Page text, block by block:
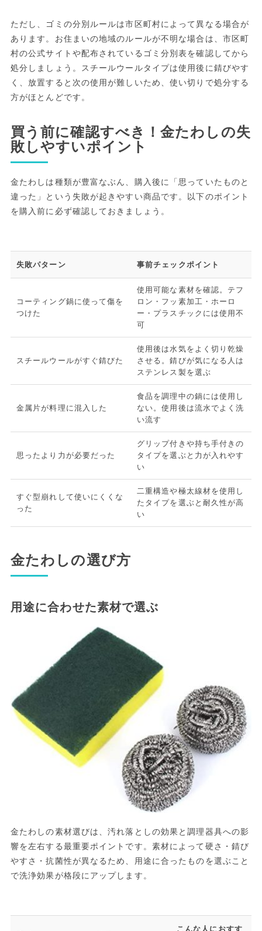
ただし、ゴミの分別ルールは市区町村によって異なる場合が
あります。お住まいの地域のルールが不明な場合は、市区町
村の公式サイトや配布されているゴミ分別表を確認してから
処分しましょう。スチールウールタイプは使用後に錆びやす
く、放置すると次の使用が難しいため、使い切りで処分する
方がほとんどです。
買う前に確認すべき！金たわしの失
敗しやすいポイント
金たわしは種類が豊富なぶん、購入後に「思っていたものと
違った」という失敗が起きやすい商品です。以下のポイント
を購入前に必ず確認しておきましょう。
失敗パターン 事前チェックポイント
コーティング鍋に使って傷を
つけた
使用可能な素材を確認。テフ
ロン・フッ素加工・ホーロ
ー・プラスチックには使用不
可
スチールウールがすぐ錆びた
使用後は水気をよく切り乾燥
させる。錆びが気になる人は
ステンレス製を選ぶ
金属片が料理に混入した
食品を調理中の鍋には使用し
ない。使用後は流水でよく洗
い流す
思ったより力が必要だった
グリップ付きや持ち手付きの
タイプを選ぶと力が入れやす
い
すぐ型崩れして使いにくくな
った
二重構造や極太線材を使用し
たタイプを選ぶと耐久性が高
い
金たわしの選び方
用途に合わせた素材で選ぶ
金たわしの素材選びは、汚れ落としの効果と調理器具への影
響を左右する最重要ポイントです。素材によって硬さ・錆び
やすさ・抗菌性が異なるため、用途に合ったものを選ぶこと
で洗浄効果が格段にアップします。
こんな人におすす